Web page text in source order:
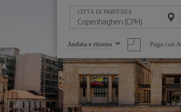
CITTÀ DI PARTENZA
Seleziona
un'opzione
Andata e ritorno Paga con